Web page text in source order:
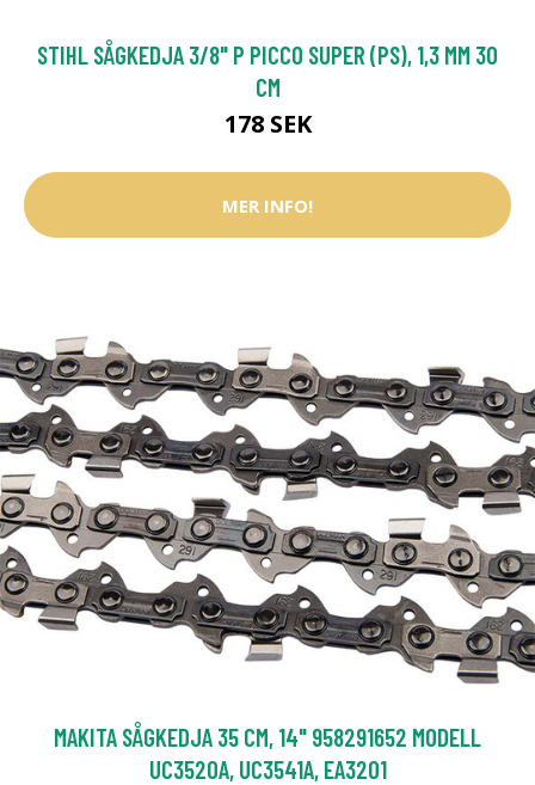
STIHL SÅGKEDJA 3/8" P PICCO SUPER (PS), 1,3 MM 30
CM
178 SEK
MER INFO!
MAKITA SÅGKEDJA 35 CM, 14" 958291652 MODELL
UC3520A, UC3541A, EA3201